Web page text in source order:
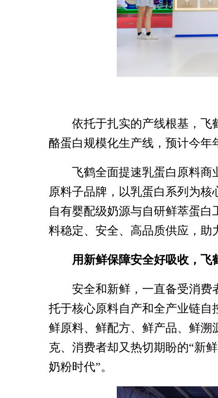
依托于扎实的产线根基，飞
酪蛋白规模化生产线，预计今
飞鹤全面提速乳蛋白原料
原料子品牌，以乳蛋白系列为
自有婴配级奶源与自研鲜萃蛋
料稳定、安全、高品质供应，
用新鲜保障安全好吸收，飞
安全和新鲜，一直备受消
托于核心原料自产和全产业链自
鲜原料、鲜配方、鲜产品、鲜
克、消费者却又热切期盼的“新
奶粉时代”。